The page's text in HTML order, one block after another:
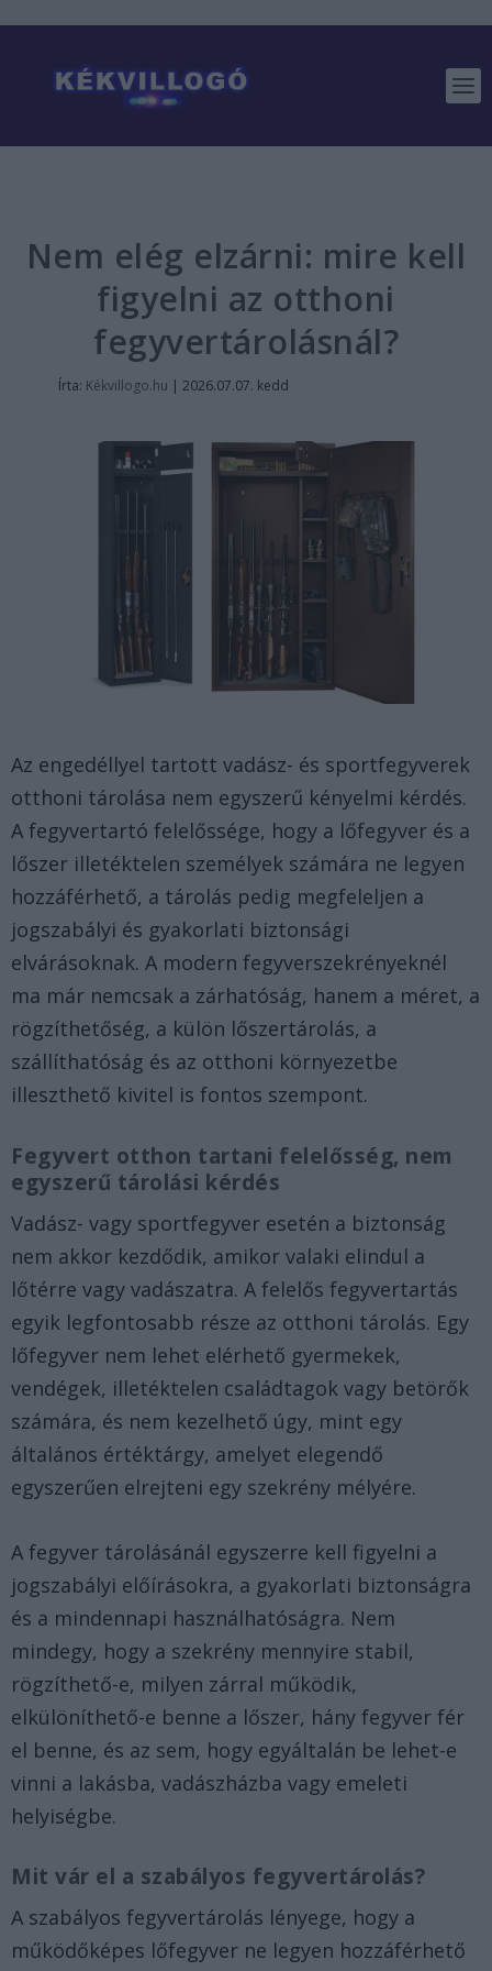
Nem elég elzárni: mire kell
figyelni az otthoni
fegyvertárolásnál?
Írta: Kékvillogo.hu | 2026.07.07. kedd
Az engedéllyel tartott vadász- és sportfegyverek
otthoni tárolása nem egyszerű kényelmi kérdés.
A fegyvertartó felelőssége, hogy a lőfegyver és a
lőszer illetéktelen személyek számára ne legyen
hozzáférhető, a tárolás pedig megfeleljen a
jogszabályi és gyakorlati biztonsági
elvárásoknak. A modern fegyverszekrényeknél
ma már nemcsak a zárhatóság, hanem a méret, a
rögzíthetőség, a külön lőszertárolás, a
szállíthatóság és az otthoni környezetbe
illeszthető kivitel is fontos szempont.
Fegyvert otthon tartani felelősség, nem
egyszerű tárolási kérdés
Vadász- vagy sportfegyver esetén a biztonság
nem akkor kezdődik, amikor valaki elindul a
lőtérre vagy vadászatra. A felelős fegyvertartás
egyik legfontosabb része az otthoni tárolás. Egy
lőfegyver nem lehet elérhető gyermekek,
vendégek, illetéktelen családtagok vagy betörők
számára, és nem kezelhető úgy, mint egy
általános értéktárgy, amelyet elegendő
egyszerűen elrejteni egy szekrény mélyére.
A fegyver tárolásánál egyszerre kell figyelni a
jogszabályi előírásokra, a gyakorlati biztonságra
és a mindennapi használhatóságra. Nem
mindegy, hogy a szekrény mennyire stabil,
rögzíthető-e, milyen zárral működik,
elkülöníthető-e benne a lőszer, hány fegyver fér
el benne, és az sem, hogy egyáltalán be lehet-e
vinni a lakásba, vadászházba vagy emeleti
helyiségbe.
Mit vár el a szabályos fegyvertárolás?
A szabályos fegyvertárolás lényege, hogy a
működőképes lőfegyver ne legyen hozzáférhető